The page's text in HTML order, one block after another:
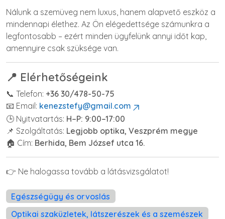
Nálunk a szemüveg nem luxus, hanem alapvető eszköz a
mindennapi élethez. Az Ön elégedettsége számunkra a
legfontosabb – ezért minden ügyfelünk annyi időt kap,
amennyire csak szüksége van.
📍 Elérhetőségeink
📞 Telefon: +36 30/478-50-75
📧 Email: kenezstefy@gmail.com
🕒 Nyitvatartás: H–P: 9:00–17:00
📌 Szolgáltatás: Legjobb optika, Veszprém megye
🏠 Cím: Berhida, Bem József utca 16.
👉 Ne halogassa tovább a látásvizsgálatot!
Egészségügy és orvoslás
Optikai szaküzletek, látszerészek és a szemészek